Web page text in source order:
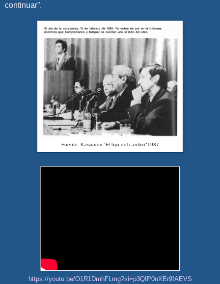
continuar”.
Fuente: Kasparov "El hijo del cambio"1987
https://youtu.be/O1R1DmhFLmg?si=p3QIP0nXEr9fAEVS